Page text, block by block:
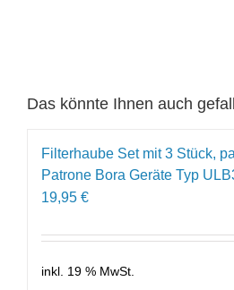
Das könnte Ihnen auch
Filterhaube Set mit 3 Stück,
Patrone Bora Geräte Typ
19,95 €
inkl. 19 % MwSt.